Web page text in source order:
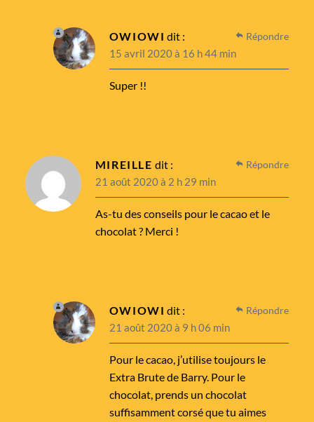
OWIOWI dit :
15 avril 2020 à 16 h 44 min
Super !!
Répondre
MIREILLE dit :
21 août 2020 à 2 h 29 min
As-tu des conseils pour le cacao et le
chocolat ? Merci !
Répondre
OWIOWI dit :
21 août 2020 à 9 h 06 min
Pour le cacao, j’utilise toujours le
Extra Brute de Barry. Pour le
chocolat, prends un chocolat
suffisamment corsé que tu aimes
Répondre